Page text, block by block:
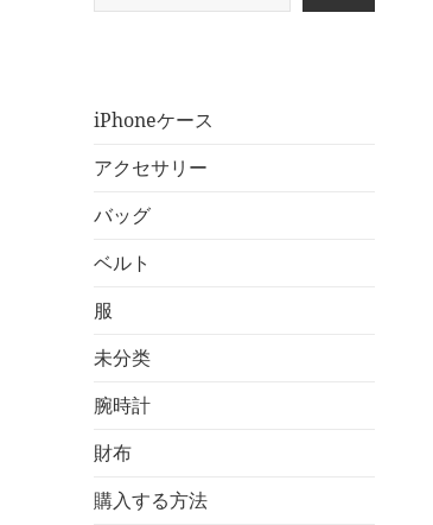
iPhoneケース
アクセサリー
バッグ
ベルト
服
未分类
腕時計
財布
購入する方法